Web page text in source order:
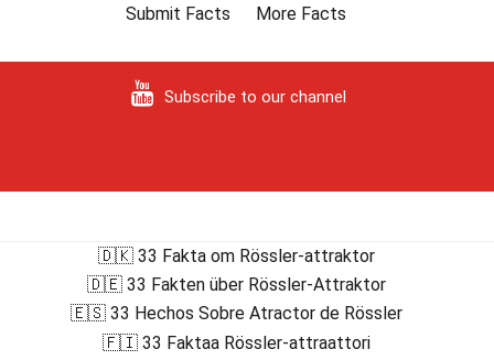
Submit Facts
More Facts
Subscribe to our channel
🇩🇰 33 Fakta om Rössler-attraktor
🇩🇪 33 Fakten über Rössler-Attraktor
🇪🇸 33 Hechos Sobre Atractor de Rössler
🇫🇮 33 Faktaa Rössler-attraattori